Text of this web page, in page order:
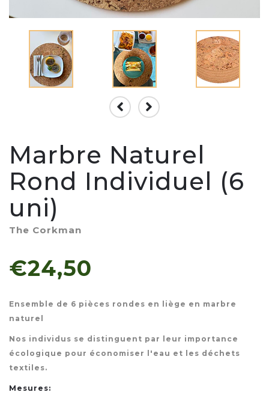
Marbre Naturel
Rond Individuel (6
uni)
The Corkman
€24,50
Ensemble de 6 pièces rondes en liège en marbre
naturel
Nos individus se distinguent par leur importance
écologique pour économiser l'eau et les déchets
textiles.
Mesures: